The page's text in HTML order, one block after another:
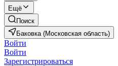
Ещё
Поиск
Баковка (Московская область)
Войти
Войти
Зарегистрироваться